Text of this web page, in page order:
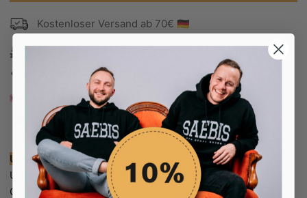
Kostenloser Versand ab 70€ 🇩🇪
100 Tage Rückgaberecht
Edel verpackt in Seidenpapier
Bezahle in 30 Tagen
Bezahle in 30 Tagen
Unsere Empfehlung:
Unser Model ist 160cm groß und trägt die Jogginghose in
Größe S.